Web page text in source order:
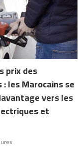
prix des
les Marocains se
vers les
et